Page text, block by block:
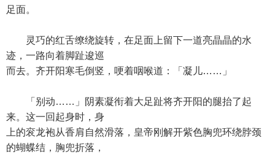
足面。
灵巧的红舌缭绕旋转，在足面上留下一道亮晶晶的水
迹，一路向着脚趾逡巡
而去。齐开阳寒毛倒竖，哽着咽喉道：「凝儿……」
「别动……」阴素凝衔着大足趾将齐开阳的腿抬了起
来。这一回起身时，身
上的衮龙袍从香肩自然滑落，皇帝刚解开紫色胸兜环绕脖颈
的蝴蝶结，胸兜折落，